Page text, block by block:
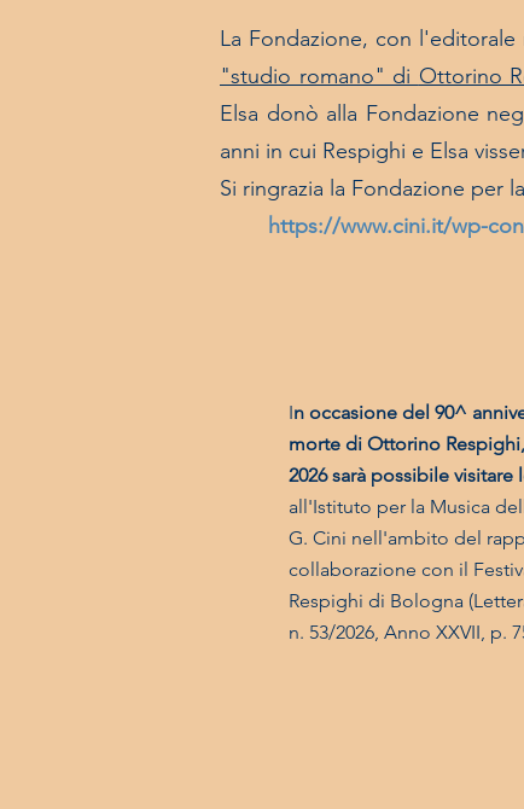
La Fondazione, con l'editorale
"studio romano" di Ottorino
Elsa donò alla Fondazione
anni in cui Respighi e Elsa
Si ringrazia la Fondazione per
https://www.cini.it/wp-
In occasione del 90^
morte di Ottorino
2026 sarà possibile visitare
all'Istituto per la Musica
G. Cini nell'ambito del
collaborazione con il
Respighi di Bologna
n. 53/2026, Anno XXVII, p.